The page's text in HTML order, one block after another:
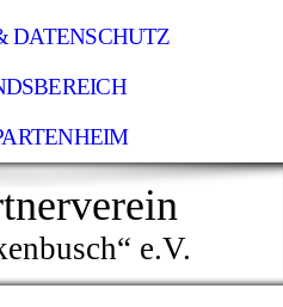
DATENSCHUTZ
e.V.